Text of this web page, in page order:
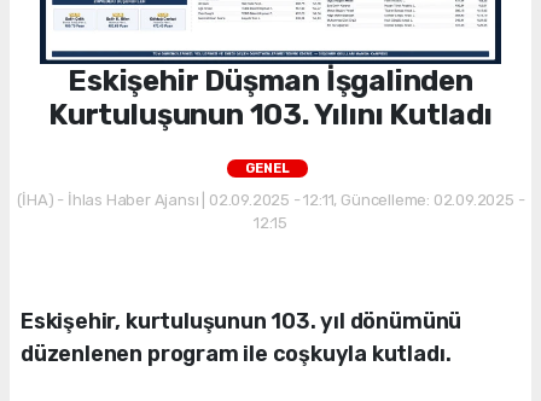
Eskişehir Düşman İşgalinden
Kurtuluşunun 103. Yılını Kutladı
GENEL
(İHA) - İhlas Haber Ajansı | 02.09.2025 - 12:11, Güncelleme: 02.09.2025 -
12:15
Eskişehir, kurtuluşunun 103. yıl dönümünü
düzenlenen program ile coşkuyla kutladı.